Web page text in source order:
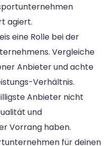
agiert.
eine Rolle bei der
Vergleiche
Anbieter und achte
Verhältnis.
Anbieter nicht
und
Vorrang haben.
für deinen